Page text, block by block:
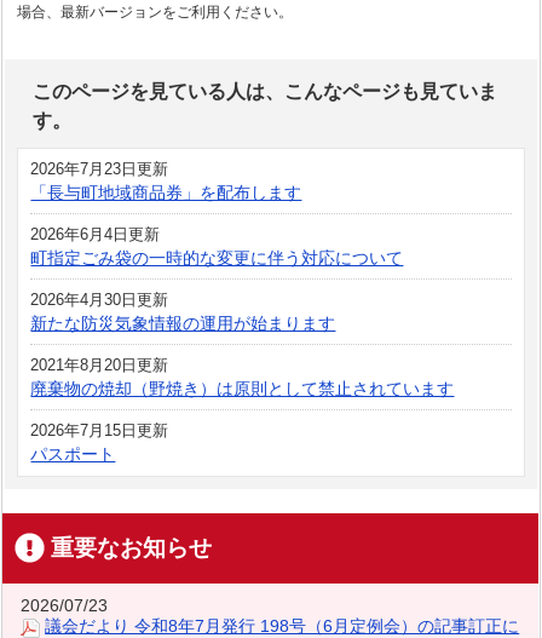
場合、最新バージョンをご利用ください。
このページを見ている人は、こんなページも見ていま
す。
2026年7月23日更新
「長与町地域商品券」を配布します
2026年6月4日更新
町指定ごみ袋の一時的な変更に伴う対応について
2026年4月30日更新
新たな防災気象情報の運用が始まります
2021年8月20日更新
廃棄物の焼却（野焼き）は原則として禁止されています
2026年7月15日更新
パスポート
重要なお知らせ
2026/07/23
議会だより 令和8年7月発行 198号（6月定例会）の記事訂正に